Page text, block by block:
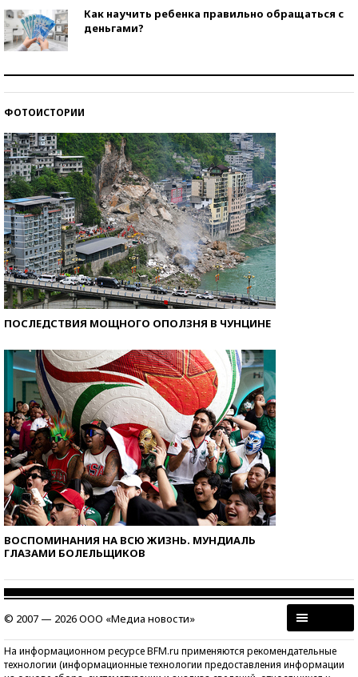
Как научить ребенка правильно обращаться с
деньгами?
ФОТОИСТОРИИ
ПОСЛЕДСТВИЯ МОЩНОГО ОПОЛЗНЯ В ЧУНЦИНЕ
ВОСПОМИНАНИЯ НА ВСЮ ЖИЗНЬ. МУНДИАЛЬ
ГЛАЗАМИ БОЛЕЛЬЩИКОВ
© 2007 — 2026 ООО «Медиа новости»
На информационном ресурсе BFM.ru применяются рекомендательные
технологии (информационные технологии предоставления информации